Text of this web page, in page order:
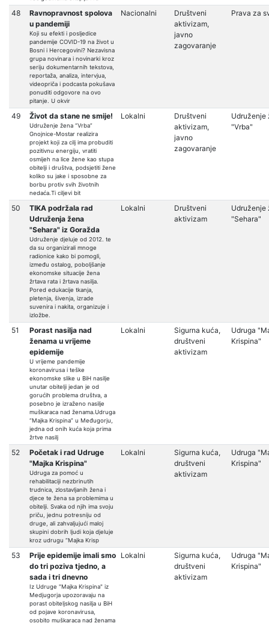
48
Ravnopravnost spolova
u pandemiji
Koji su efekti i posljedice
pandemije COVID-19 na život u
Bosni i Hercegovini? Nezavisna
grupa novinara i novinarki kroz
seriju dokumentarnih tekstova,
reportaža, analiza, intervjua,
videopriča i podcasta pokušava
ponuditi odgovore na ovo
pitanje. U okvir
Nacionalni
Društveni
aktivizam,
javno
zagovaranje
Prava za
49 Život da stane ne smije!
Udruženje žena “Vrba”
Gnojnice-Mostar realizira
projekt koji za cilj ima probuditi
pozitivnu energiju, vratiti
osmijeh na lice žene kao stupa
obitelji i društva, podsjetiti žene
koliko su jake i sposobne za
borbu protiv svih životnih
nedaća.Ti ciljevi bit
Lokalni
Društveni
aktivizam,
javno
zagovaranje
Udruženje
"Vrba"
50
TIKA podržala rad
Udruženja žena
"Sehara" iz Goražda
Udruženje djeluje od 2012. te
da su organizirali mnoge
radionice kako bi pomogli,
između ostalog, poboljšanje
ekonomske situacije žena
žrtava rata i žrtava nasilja.
Pored edukacije tkanja,
pletenja, šivenja, izrade
suvenira i nakita, organizuje i
izložbe.
Lokalni
Društveni
aktivizam
Udruženje
"Sehara"
51
Porast nasilja nad
ženama u vrijeme
epidemije
U vrijeme pandemije
koronavirusa i teške
ekonomske slike u BiH nasilje
unutar obitelji jedan je od
gorućih problema društva, a
posebno je izraženo nasilje
muškaraca nad ženama.Udruga
“Majka Krispina” u Međugorju,
jedna od onih kuća koja prima
žrtve nasilj
Lokalni
Sigurna kuća,
društveni
aktivizam
Udruga
Krispina"
52
Početak i rad Udruge
"Majka Krispina"
Udruga za pomoć u
rehabilitaciji nezbrinutih
trudnica, zlostavljanih žena i
djece te žena sa problemima u
obitelji. Svaka od njih ima svoju
priču, jednu potresniju od
druge, ali zahvaljujući maloj
skupini dobrih ljudi koja djeluje
kroz udrugu “Majka Krisp
Lokalni
Sigurna kuća,
društveni
aktivizam
Udruga
Krispina"
53
Prije epidemije imali smo
do tri poziva tjedno, a
sada i tri dnevno
Iz Udruge "Majka Krispina" iz
Medjugorja upozoravaju na
porast obiteljskog nasilja u BiH
od pojave koronavirusa,
osobito muškaraca nad ženama
Lokalni
Sigurna kuća,
društveni
aktivizam
Udruga
Krispina"